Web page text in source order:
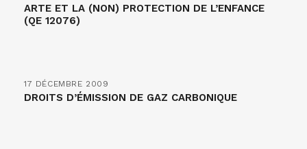
ARTE ET LA (NON) PROTECTION DE L’ENFANCE
(QE 12076)
17 DÉCEMBRE 2009
DROITS D’ÉMISSION DE GAZ CARBONIQUE